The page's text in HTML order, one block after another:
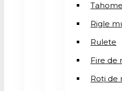
Rigle
Rulete
Fire de
Roți de